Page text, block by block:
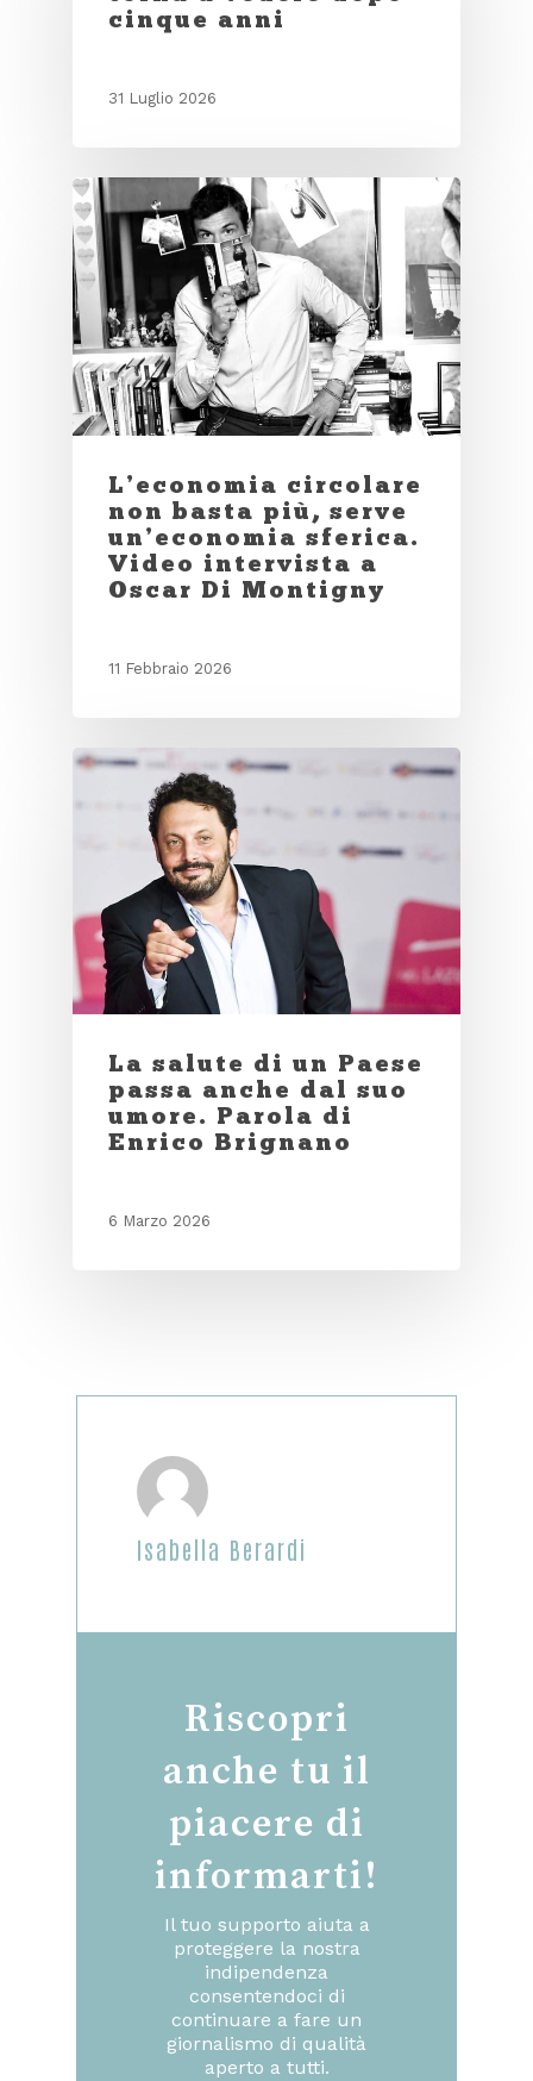
cinque anni
31 Luglio 2026
L’economia circolare
non basta più, serve
un’economia sferica.
Video intervista a
Oscar Di Montigny
11 Febbraio 2026
La salute di un Paese
passa anche dal suo
umore. Parola di
Enrico Brignano
6 Marzo 2026
Isabella Berardi
Riscopri
anche tu il
piacere di
informarti!
Il tuo supporto aiuta a
proteggere la nostra
indipendenza
consentendoci di
continuare a fare un
giornalismo di qualità
aperto a tutti.